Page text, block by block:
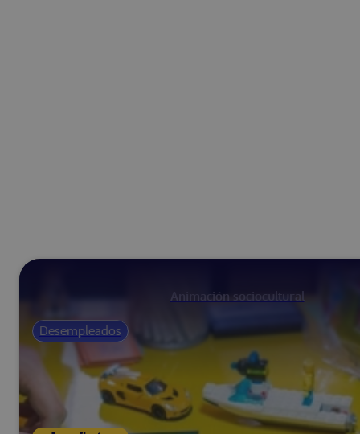
Animación sociocultural
Desempleados